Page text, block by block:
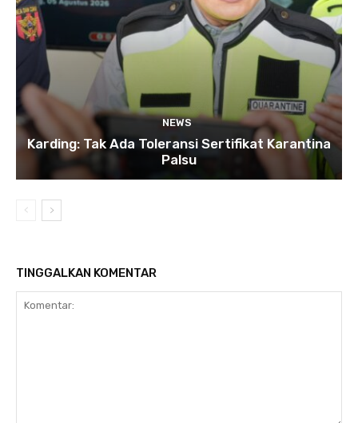
NEWS
Karding: Tak Ada Toleransi Sertifikat Karantina
Palsu
TINGGALKAN KOMENTAR